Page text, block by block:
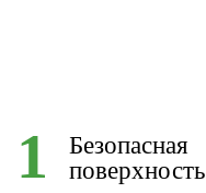
1
Безопасная
поверхность